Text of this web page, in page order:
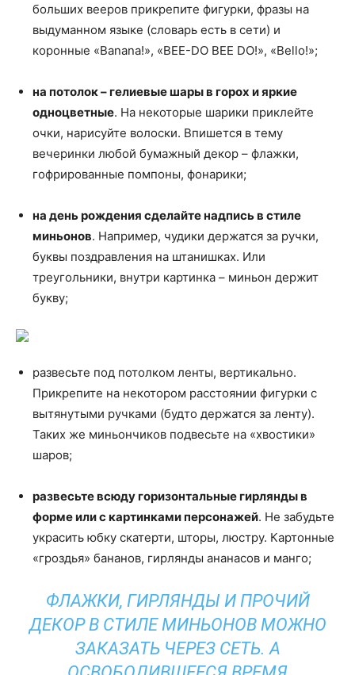
больших вееров прикрепите фигурки, фразы на
выдуманном языке (словарь есть в сети) и
коронные «Banana!», «BEE-DO BEE DO!», «Bello!»;
на потолок – гелиевые шары в горох и яркие
одноцветные. На некоторые шарики приклейте
очки, нарисуйте волоски. Впишется в тему
вечеринки любой бумажный декор – флажки,
гофрированные помпоны, фонарики;
на день рождения сделайте надпись в стиле
миньонов. Например, чудики держатся за ручки,
буквы поздравления на штанишках. Или
треугольники, внутри картинка – миньон держит
букву;
развесьте под потолком ленты, вертикально.
Прикрепите на некотором расстоянии фигурки с
вытянутыми ручками (будто держатся за ленту).
Таких же миньончиков подвесьте на «хвостики»
шаров;
развесьте всюду горизонтальные гирлянды в
форме или с картинками персонажей. Не забудьте
украсить юбку скатерти, шторы, люстру. Картонные
«гроздья» бананов, гирлянды ананасов и манго;
ФЛАЖКИ, ГИРЛЯНДЫ И ПРОЧИЙ
ДЕКОР В СТИЛЕ МИНЬОНОВ МОЖНО
ЗАКАЗАТЬ ЧЕРЕЗ СЕТЬ. А